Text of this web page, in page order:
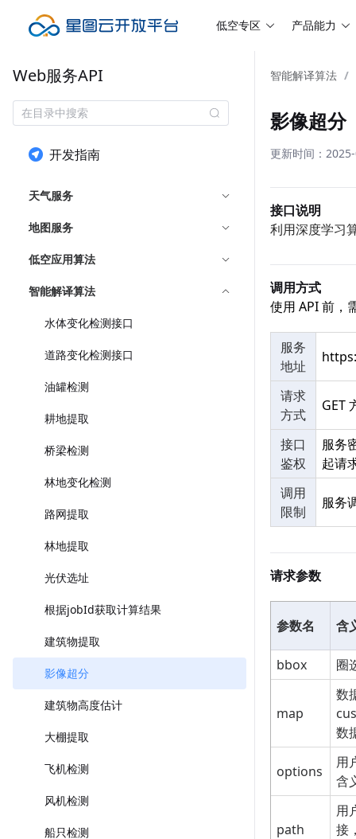
低空专区 产品能力
Web服务API
开发指南
天气服务
地图服务
低空应用算法
智能解译算法
水体变化检测接口
道路变化检测接口
油罐检测
耕地提取
桥梁检测
林地变化检测
路网提取
林地提取
光伏选址
根据jobId获取计算结果
建筑物提取
影像超分
建筑物高度估计
大棚提取
飞机检测
风机检测
船只检测
智能解译算法 /
影像超分
更新时间：
接口说明
利用深度学习
调用方式
使用 API 前，
服务
地址
请求
方式
GET
接口
鉴权
服务
起请
调用
限制
服务
请求参数
参数名 含
bbox 圈
map
数
数
options
用
含
path
用
接